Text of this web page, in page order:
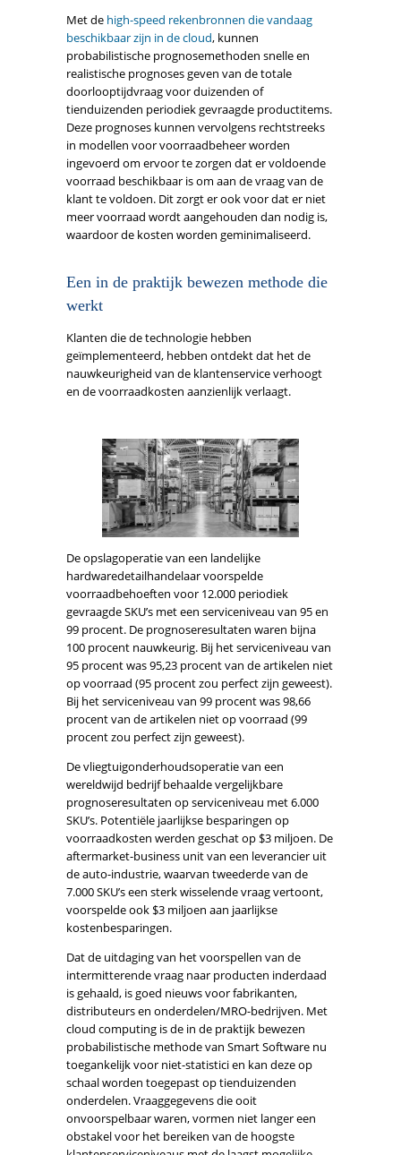
Met de high-speed rekenbronnen die vandaag
beschikbaar zijn in de cloud, kunnen
probabilistische prognosemethoden snelle en
realistische prognoses geven van de totale
doorlooptijdvraag voor duizenden of
tienduizenden periodiek gevraagde productitems.
Deze prognoses kunnen vervolgens rechtstreeks
in modellen voor voorraadbeheer worden
ingevoerd om ervoor te zorgen dat er voldoende
voorraad beschikbaar is om aan de vraag van de
klant te voldoen. Dit zorgt er ook voor dat er niet
meer voorraad wordt aangehouden dan nodig is,
waardoor de kosten worden geminimaliseerd.
Een in de praktijk bewezen methode die
werkt
Klanten die de technologie hebben
geïmplementeerd, hebben ontdekt dat het de
nauwkeurigheid van de klantenservice verhoogt
en de voorraadkosten aanzienlijk verlaagt.
De opslagoperatie van een landelijke
hardwaredetailhandelaar voorspelde
voorraadbehoeften voor 12.000 periodiek
gevraagde SKU’s met een serviceniveau van 95 en
99 procent. De prognoseresultaten waren bijna
100 procent nauwkeurig. Bij het serviceniveau van
95 procent was 95,23 procent van de artikelen niet
op voorraad (95 procent zou perfect zijn geweest).
Bij het serviceniveau van 99 procent was 98,66
procent van de artikelen niet op voorraad (99
procent zou perfect zijn geweest).
De vliegtuigonderhoudsoperatie van een
wereldwijd bedrijf behaalde vergelijkbare
prognoseresultaten op serviceniveau met 6.000
SKU’s. Potentiële jaarlijkse besparingen op
voorraadkosten werden geschat op $3 miljoen. De
aftermarket-business unit van een leverancier uit
de auto-industrie, waarvan tweederde van de
7.000 SKU’s een sterk wisselende vraag vertoont,
voorspelde ook $3 miljoen aan jaarlijkse
kostenbesparingen.
Dat de uitdaging van het voorspellen van de
intermitterende vraag naar producten inderdaad
is gehaald, is goed nieuws voor fabrikanten,
distributeurs en onderdelen/MRO-bedrijven. Met
cloud computing is de in de praktijk bewezen
probabilistische methode van Smart Software nu
toegankelijk voor niet-statistici en kan deze op
schaal worden toegepast op tienduizenden
onderdelen. Vraaggegevens die ooit
onvoorspelbaar waren, vormen niet langer een
obstakel voor het bereiken van de hoogste